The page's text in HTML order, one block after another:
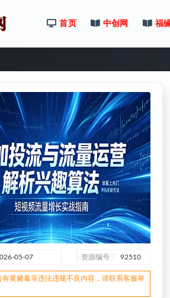
首页 中创网 福
05-07 资源编号 92510
有黄赌毒等违法违规不良内容，请联系客服举